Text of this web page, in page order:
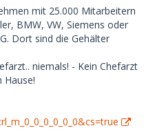
für mich wirklich seltsam.
in Deutschland zu
von über 4.000 führen
Kosten aufkommen,
Das Gehalt eines erfahrenen
Monat nach Steuern.
aber dann denke
Unternehmer.
mit 25.000 Mitarbeitern
BMW, VW, Siemens oder
Dort sind die Gehälter
niemals! - Kein Chefarzt
Hause!